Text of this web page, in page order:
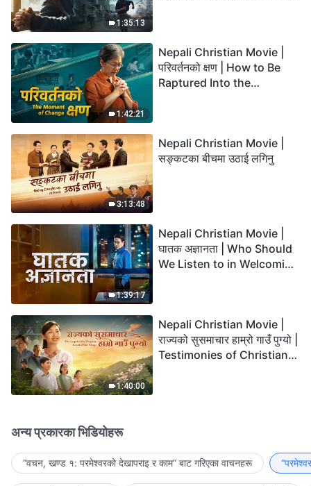
1:35:13
1:42:21
Nepali Christian Movie |
परिवर्तनको क्षण | How to Be
Raptured Into the
3:13:48
Nepali Christian Movie |
सङ्कटका बीचमा उठाई लगिनु
1:39:17
Nepali Christian Movie |
घातक अज्ञानता | Who Should
We Listen to in Welcoming
1:40:00
Nepali Christian Movie |
राज्यको सुसमाचार हाम्रो गाउँ पुग्यो |
Testimonies of Christians
अन्य प्रकारका भिडियोहरू
“वचन, खण्ड १: परमेश्‍वरको देखापराइ र काम” बाट गरिएका वाचनहरू